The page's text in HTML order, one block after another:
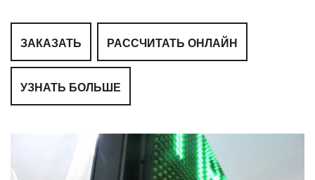
ЗАКАЗАТЬ РАССЧИТАТЬ ОНЛАЙН
УЗНАТЬ БОЛЬШЕ